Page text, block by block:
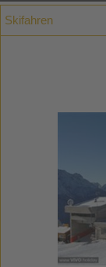
Skifahren